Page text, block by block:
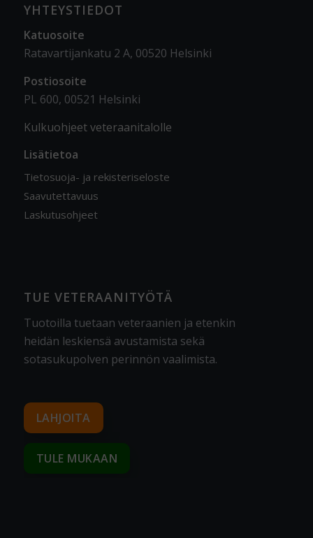
YHTEYSTIEDOT
Katuosoite
Ratavartijankatu 2 A, 00520 Helsinki
Postiosoite
PL 600, 00521 Helsinki
Kulkuohjeet veteraanitalolle
Lisätietoa
Tietosuoja- ja rekisteriseloste
Saavutettavuus
Laskutusohjeet
TUE VETERAANITYÖTÄ
Tuotoilla tuetaan veteraanien ja etenkin
heidän leskiensä avustamista sekä
sotasukupolven perinnön vaalimista.
LAHJOITA
TULE MUKAAN